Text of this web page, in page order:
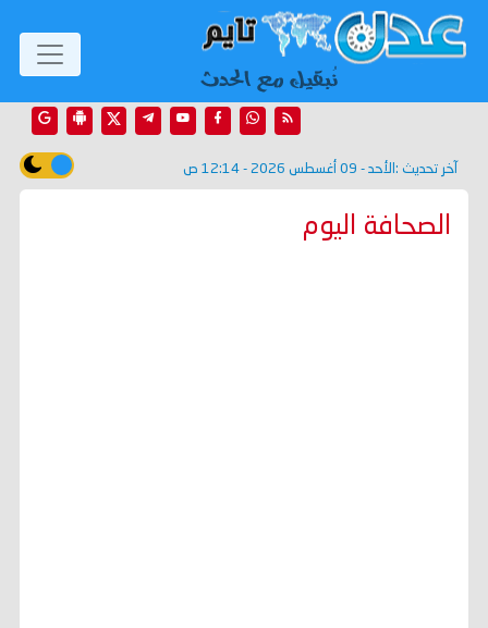
آخر تحديث : الأحد - 09 أغسطس 2026 - 12:14 ص
الصحافة اليوم